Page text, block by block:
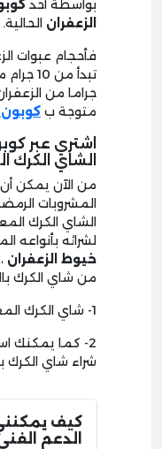
بواسطة أحد
الزعفران الحالية.
فأحجام عبوات
جراما من
متوجة ب
اشتري عبر
الشاي الكرك
من الآن يمكن
المشروبات
الشاي الكرك
لشرائه بأنواعه
خيوط الزعفران
من شاي الكرك
1- شاي الكرك المعزز بنكهة الهيل والزعفران.
2- كما يمكنك استخدام
شراء شاي الكرك
كيف
الدعم